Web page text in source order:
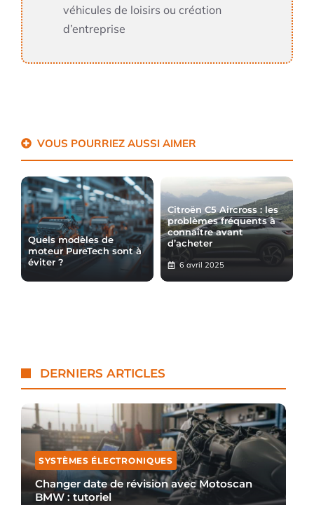
véhicules de loisirs ou création
d’entreprise
VOUS POURRIEZ AUSSI AIMER
Quels modèles de
moteur PureTech sont à
éviter ?
Citroën C5 Aircross : les
problèmes fréquents à
connaître avant
d’acheter
6 avril 2025
DERNIERS ARTICLES
SYSTÈMES ÉLECTRONIQUES
Changer date de révision avec Motoscan
BMW : tutoriel